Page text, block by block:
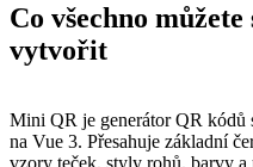
Co všechno
vytvořit
Mini QR je generátor QR kódů
na Vue 3. Přesahuje základní
vzory teček, styly rohů, barvy